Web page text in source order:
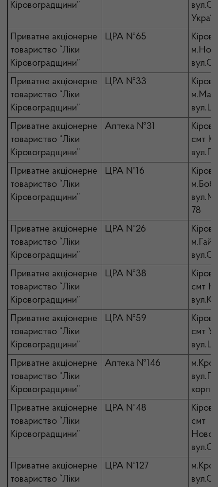
Кіровоградщини”
Приватне акціонерне
товариство “Ліки
Кіровоградщини”
ЦРА №65
Приватне акціонерне
товариство “Ліки
Кіровоградщини”
ЦРА №33
Приватне акціонерне
товариство “Ліки
Кіровоградщини”
Аптека №31
смт
Приватне акціонерне
товариство “Ліки
Кіровоградщини”
ЦРА №16
78
Приватне акціонерне
товариство “Ліки
Кіровоградщини”
ЦРА №26
Приватне акціонерне
товариство “Ліки
Кіровоградщини”
ЦРА №38
смт
Приватне акціонерне
товариство “Ліки
Кіровоградщини”
ЦРА №59
смт
Приватне акціонерне
товариство “Ліки
Кіровоградщини”
Аптека №146
Приватне акціонерне
товариство “Ліки
Кіровоградщини”
ЦРА №48
смт
Приватне акціонерне
товариство “Ліки
ЦРА №127